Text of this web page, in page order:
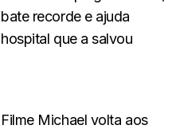
bate recorde e ajuda
hospital que a salvou
Filme Michael volta aos